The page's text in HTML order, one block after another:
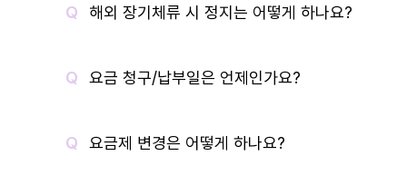
해외 장기체류 시 정지는 어떻게 하나요?
요금 청구/납부일은 언제인가요?
요금제 변경은 어떻게 하나요?